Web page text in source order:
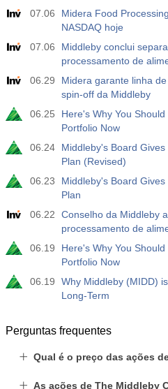
07.06
Midera Food
NASDAQ hoje
07.06
Middleby conclui
processamento de
06.29
Midera garante linha
spin-off da Middleby
06.25
Here's Why You
Portfolio Now
06.24
Middleby's Board
Plan (Revised)
06.23
Middleby's Board
Plan
06.22
Conselho da Middleby
processamento de
06.19
Here's Why You
Portfolio Now
06.19
Why Middleby (MIDD)
Long-Term
Perguntas frequentes
Qual é o preço das ações
As ações de The Middleby